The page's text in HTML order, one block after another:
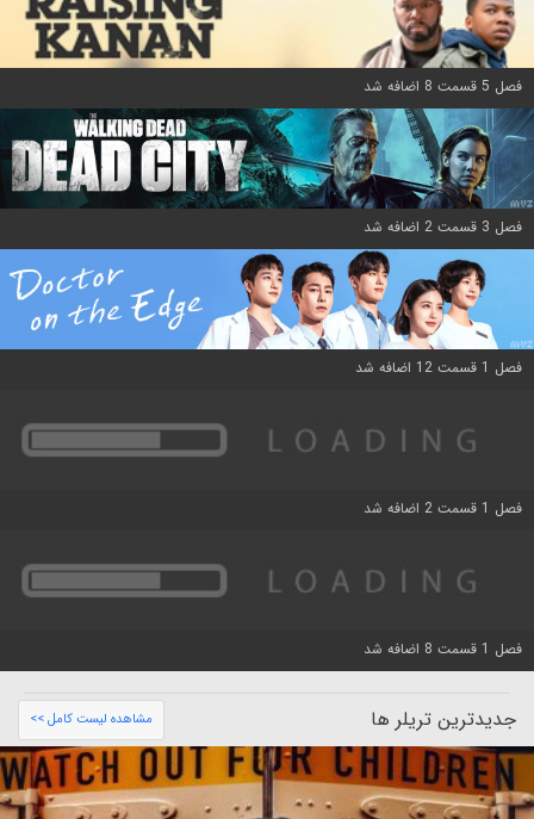
فصل 5 قسمت 8 اضافه شد
فصل 3 قسمت 2 اضافه شد
فصل 1 قسمت 12 اضافه شد
فصل 1 قسمت 2 اضافه شد
فصل 1 قسمت 8 اضافه شد
جدیدترین تریلر ها مشاهده لیست کامل >>